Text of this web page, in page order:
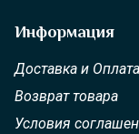
Информация
Доставка и Оплата
Возврат товара
Условия